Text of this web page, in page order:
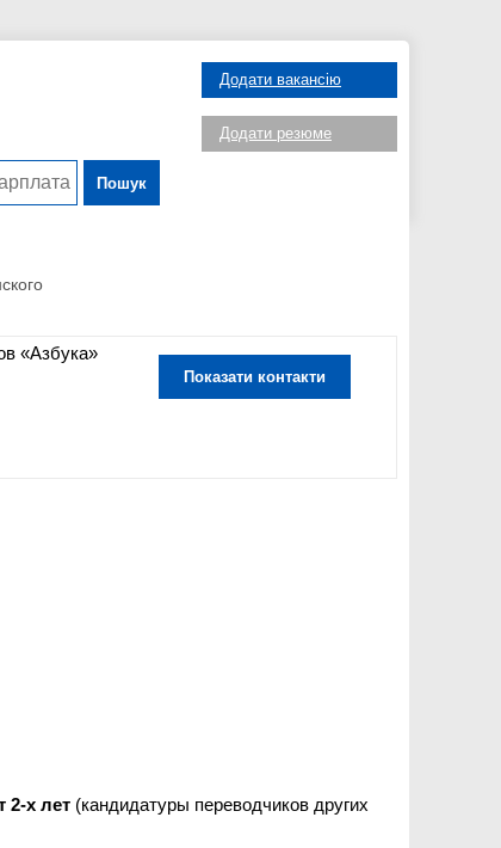
Пошук
Додати вакансію
Додати резюме
«Азбука»
Показати контакти
2-х лет (кандидатуры переводчиков других